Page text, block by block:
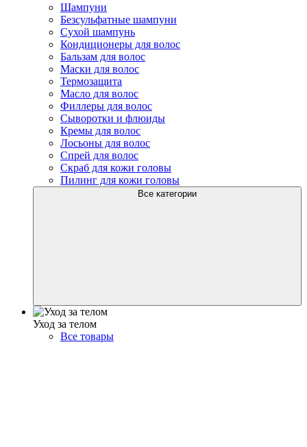
Шампуни
Безсульфатные шампуни
Сухой шампунь
Кондиционеры для волос
Бальзам для волос
Маски для волос
Термозащита
Масло для волос
Филлеры для волос
Сыворотки и флюиды
Кремы для волос
Лосьоны для волос
Спрей для волос
Скраб для кожи головы
Пилинг для кожи головы
Все категории
Уход за телом
Все товары